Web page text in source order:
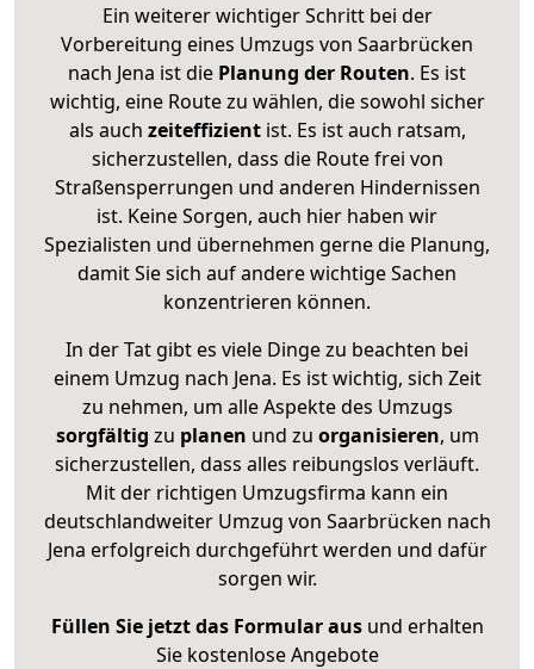
Ein weiterer wichtiger Schritt bei der
Vorbereitung eines Umzugs von Saarbrücken
nach Jena ist die Planung der Routen. Es ist
wichtig, eine Route zu wählen, die sowohl sicher
als auch zeiteffizientist. Es ist auch ratsam,
sicherzustellen, dass die Route frei von
Straßensperrungen und anderen Hindernissen
ist. Keine Sorgen, auch hier haben wir
Spezialisten und übernehmen gerne die Planung,
damit Sie sich auf andere wichtige Sachen
konzentrieren können.
In der Tat gibt es viele Dinge zu beachten bei
einem Umzug nach Jena. Es ist wichtig, sich Zeit
zu nehmen, um alle Aspekte des Umzugs
sorgfältig zu planen und zu organisieren, um
sicherzustellen, dass alles reibungslos verläuft.
Mit der richtigen Umzugsfirma kann ein
deutschlandweiter Umzug von Saarbrücken nach
Jena erfolgreich durchgeführt werden und dafür
sorgen wir.
Füllen Sie jetzt das Formular ausund erhalten
Sie kostenlose Angebote